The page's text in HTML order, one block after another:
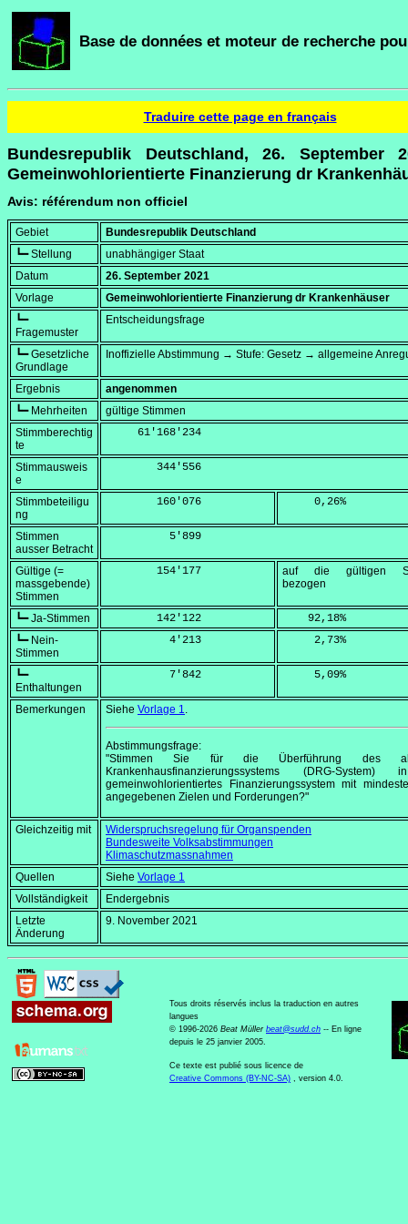
Base de données et moteur de recherche
Traduire cette page en français
Bundesrepublik Deutschland, 26. September
Gemeinwohlorientierte Finanzierung dr
Avis: référendum non officiel
Gebiet
Bundesrepublik Deutschland
┗━ Stellung
unabhängiger Staat
Datum
26. September 2021
Vorlage
Gemeinwohlorientierte Finanzierung dr Krankenhäuser
┗━
Fragemuster
Entscheidungsfrage
┗━ Gesetzliche
Grundlage
Inoffizielle Abstimmung → Stufe: Gesetz → allgemeine
Ergebnis
angenommen
┗━ Mehrheiten
gültige Stimmen
Stimmberechtig
te
     61'168'234
Stimmausweis
e
        344'556
Stimmbeteiligu
ng
        160'076
     0,26
%
Stimmen
ausser Betracht
          5'899
Gültige (=
massgebende)
Stimmen
        154'177
auf die gültigen
bezogen
┗━ Ja-Stimmen
        142'122
    92,18
%
┗━ Nein-
Stimmen
          4'213
     2,73
%
┗━
Enthaltungen
          7'842
     5,09
%
Bemerkungen Siehe Vorlage 1.
Abstimmungsfrage:
"Stimmen Sie für die Überführung des
Krankenhausfinanzierungssystems (DRG-
gemeinwohlorientiertes Finanzierungssystem mit
angegebenen Zielen und Forderungen?"
Gleichzeitig mit
Widerspruchsregelung für Organspenden
Bundesweite Volksabstimmungen
Klimaschutzmassnahmen
Quellen
Siehe Vorlage 1
Vollständigkeit
Endergebnis
Letzte
Änderung
9. November 2021
Tous droits réservés inclus la traduction en autres
langues
© 1996-2026 Beat Müller beat@sudd.ch -- En ligne
depuis le 25 janvier 2005.
Ce texte est publié sous licence de
Creative Commons (BY-NC-SA) , version 4.0.